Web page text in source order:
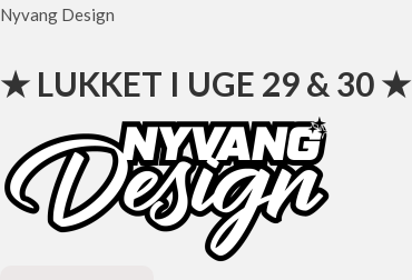
Gå
indholdet
Nyvang Design
★ LUKKET I UGE 29 & 30 ★